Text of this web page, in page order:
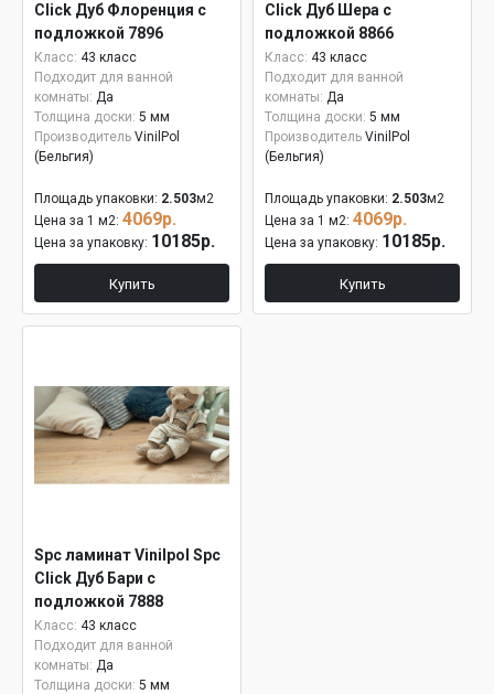
Click Дуб Флоренция с
подложкой 7896
Класс: 43 класс
Подходит для ванной
комнаты: Да
Толщина доски: 5 мм
Производитель VinilPol
(Бельгия)
Площадь упаковки: 2.503м2
Цена за 1 м2: 4069р.
Цена за упаковку: 10185р.
Купить
Click Дуб Шера с
подложкой 8866
Класс: 43 класс
Подходит для ванной
комнаты: Да
Толщина доски: 5 мм
Производитель VinilPol
(Бельгия)
Площадь упаковки: 2.503м2
Цена за 1 м2: 4069р.
Цена за упаковку: 10185р.
Купить
Spc ламинат Vinilpol Spc
Click Дуб Бари с
подложкой 7888
Класс: 43 класс
Подходит для ванной
комнаты: Да
Толщина доски: 5 мм